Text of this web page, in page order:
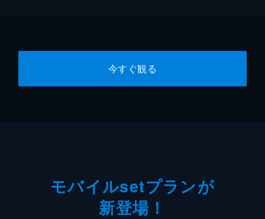
今すぐ観る
モバイルsetプランが
新登場！